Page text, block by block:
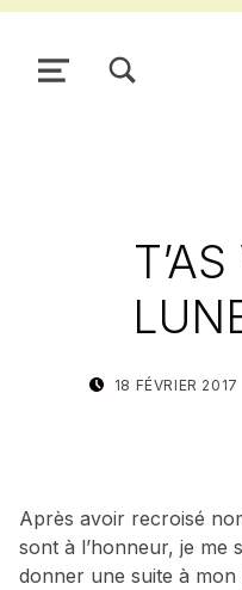
MENU
POSTED ON:
18 FÉVRIER 2017
Après avoir recroisé
sont à l’honneur, je me
donner une suite à